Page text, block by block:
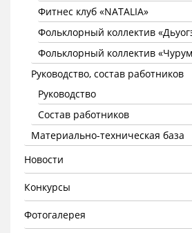
Фитнес клуб «NATALIA»
Фольклорный коллектив
Фольклорный коллектив
Руководство, состав работников
Руководство
Состав работников
Материально-техническая база
Новости
Конкурсы
Фотогалерея